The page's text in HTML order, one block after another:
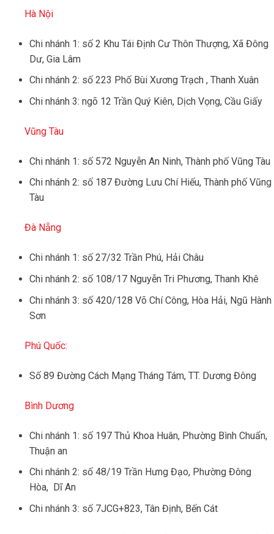
Hà Nội
Chi nhánh 1: số 2 Khu Tái Định Cư Thôn Thượng, Xã Đông
Dư, Gia Lâm
Chi nhánh 2: số 223 Phố Bùi Xương Trạch , Thanh Xuân
Chi nhánh 3: ngõ 12 Trần Quý Kiên, Dịch Vọng, Cầu Giấy
Vũng Tàu
Chi nhánh 1: số 572 Nguyễn An Ninh, Thành phố Vũng Tàu
Chi nhánh 2: số 187 Đường Lưu Chí Hiếu, Thành phố Vũng
Tàu
Đà Nẵng
Chi nhánh 1: số 27/32 Trần Phú, Hải Châu
Chi nhánh 2: số 108/17 Nguyễn Tri Phương, Thanh Khê
Chi nhánh 3: số 420/128 Võ Chí Công, Hòa Hải, Ngũ Hành
Sơn
Phú Quốc:
Số 89 Đường Cách Mạng Tháng Tám, TT. Dương Đông
Bình Dương
Chi nhánh 1: số 197 Thủ Khoa Huân, Phường Bình Chuẩn,
Thuận an
Chi nhánh 2: số 48/19 Trần Hưng Đạo, Phường Đông
Hòa, Dĩ An
Chi nhánh 3: số 7JCG+823, Tân Định, Bến Cát